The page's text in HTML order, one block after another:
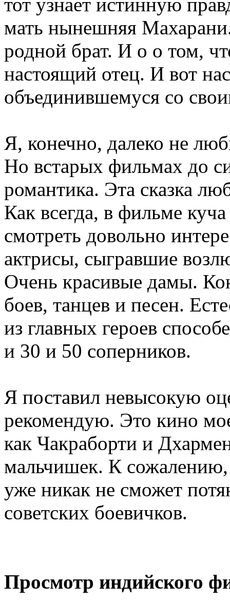
тот узнает истинную
мать нынешняя
родной брат. И о о том,
настоящий отец. И вот
объединившемуся со
Я, конечно, далеко не
Но встарых фильмах до
романтика. Эта сказка
Как всегда, в фильме
смотреть довольно
актрисы, сыгравшие
Очень красивые дамы.
боев, танцев и песен.
из главных героев
и 30 и 50 соперников.
Я поставил невысокую
рекомендую. Это кино
как Чакраборти и
мальчишек. К
уже никак не сможет
советских боевичков.
Просмотр индийского